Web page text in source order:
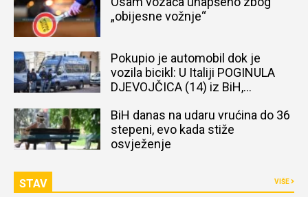
„obijesne vožnje“
Pokupio je automobil dok je
vozila bicikl: U Italiji POGINULA
DJEVOJČICA (14) iz BiH,
BiH danas na udaru vrućina do 36
stepeni, evo kada stiže
osvježenje
STAV VIŠE